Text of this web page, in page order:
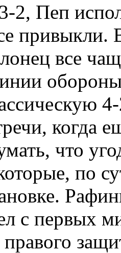
2, Пеп
привыкли.
все
когда
что
по
с первых